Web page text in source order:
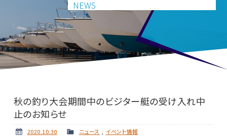
NEWS
秋の釣り大会期間中のビジター艇の受け入れ中
止のお知らせ
2020.10.30 ニュース イベント情報